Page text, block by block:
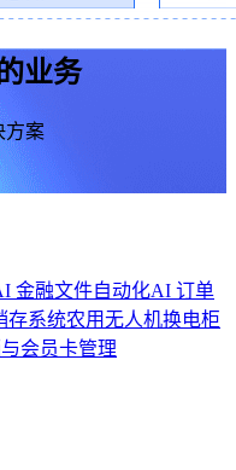
业务
方案
金融文件自动化AI 订单
存系统农用无人机换电柜
会员卡管理